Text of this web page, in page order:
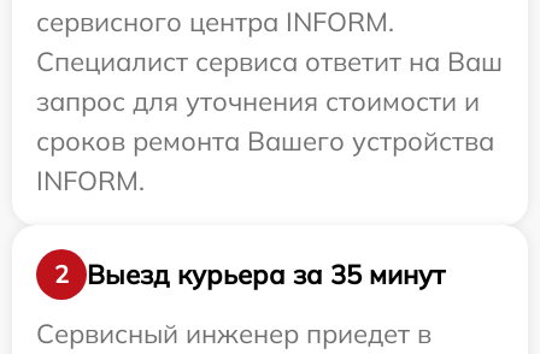
сервисного центра INFORM.
Специалист сервиса ответит на Ваш
запрос для уточнения стоимости и
сроков ремонта Вашего устройства
INFORM.
2
Выезд курьера за 35 минут
Сервисный инженер приедет в